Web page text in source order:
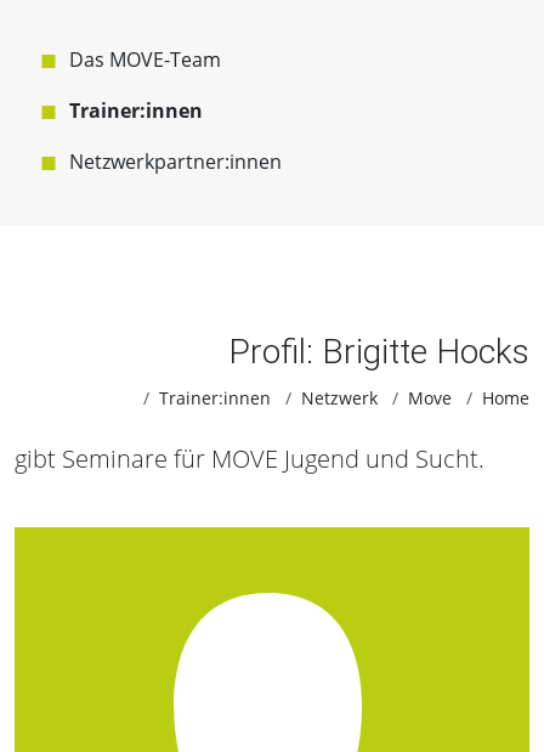
Das MOVE-Team
Trainer:innen
Netzwerkpartner:innen
Profil: Brigitte Hocks
Trainer:innen Netzwerk Move Home
gibt Seminare für MOVE Jugend und Sucht.